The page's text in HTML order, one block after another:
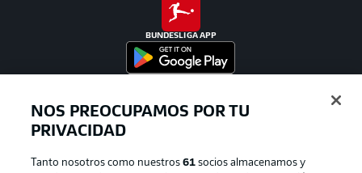
BUNDESLIGA APP
Official Partners
NOS PREOCUPAMOS POR TU
PRIVACIDAD
Tanto nosotros como nuestros61 socios almacenamos y